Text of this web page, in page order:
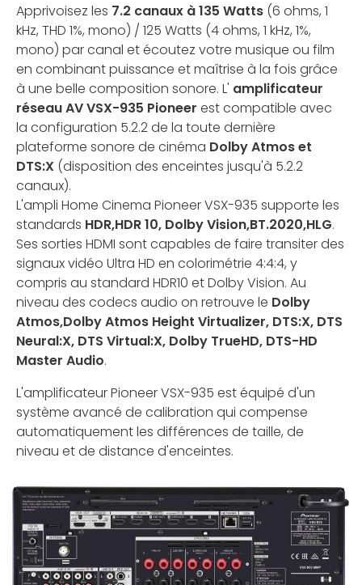
Apprivoisez les 7.2 canaux à 135 Watts (6 ohms, 1
kHz, THD 1%, mono) / 125 Watts (4 ohms, 1 kHz, 1%,
mono) par canal et écoutez votre musique ou film
en combinant puissance et maîtrise à la fois grâce
à une belle composition sonore. L' amplificateur
réseau AV VSX-935 Pioneer est compatible avec
la configuration 5.2.2 de la toute dernière
plateforme sonore de cinéma Dolby Atmos et
DTS:X (disposition des enceintes jusqu'à 5.2.2
canaux).
L'ampli Home Cinema Pioneer VSX-935 supporte les
standards HDR,HDR 10, Dolby Vision,BT.2020,HLG.
Ses sorties HDMI sont capables de faire transiter des
signaux vidéo Ultra HD en colorimétrie 4:4:4, y
compris au standard HDR10 et Dolby Vision. Au
niveau des codecs audio on retrouve le Dolby
Atmos,Dolby Atmos Height Virtualizer, DTS:X, DTS
Neural:X, DTS Virtual:X, Dolby TrueHD, DTS-HD
Master Audio.
L'amplificateur Pioneer VSX-935 est équipé d'un
système avancé de calibration qui compense
automatiquement les différences de taille, de
niveau et de distance d'enceintes.